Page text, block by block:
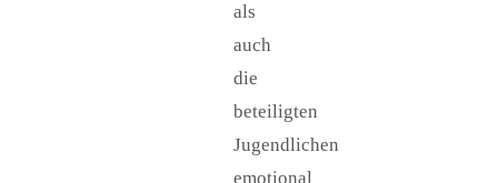
als
auch
die
beteiligten
Jugendlichen
emotional